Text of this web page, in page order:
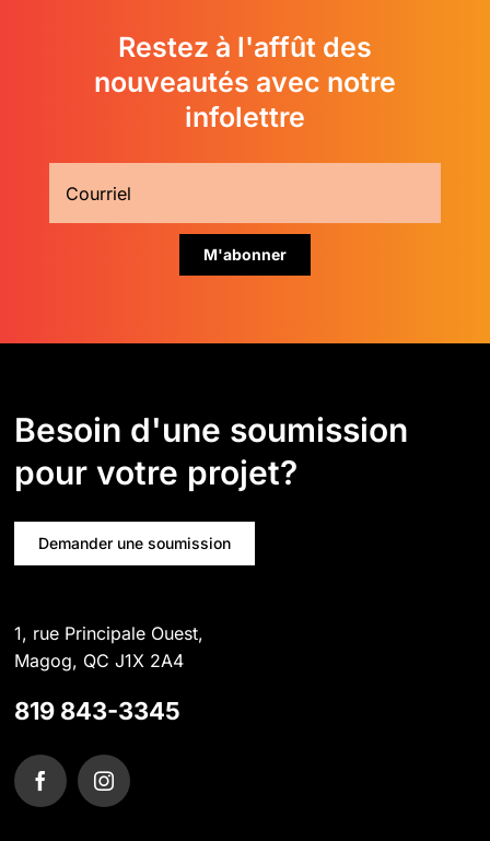
Restez à l'affût des
nouveautés avec notre
infolettre
Besoin d'une soumission
pour votre projet?
Demander une soumission
1, rue Principale Ouest,
Magog, QC J1X 2A4
819 843-3345